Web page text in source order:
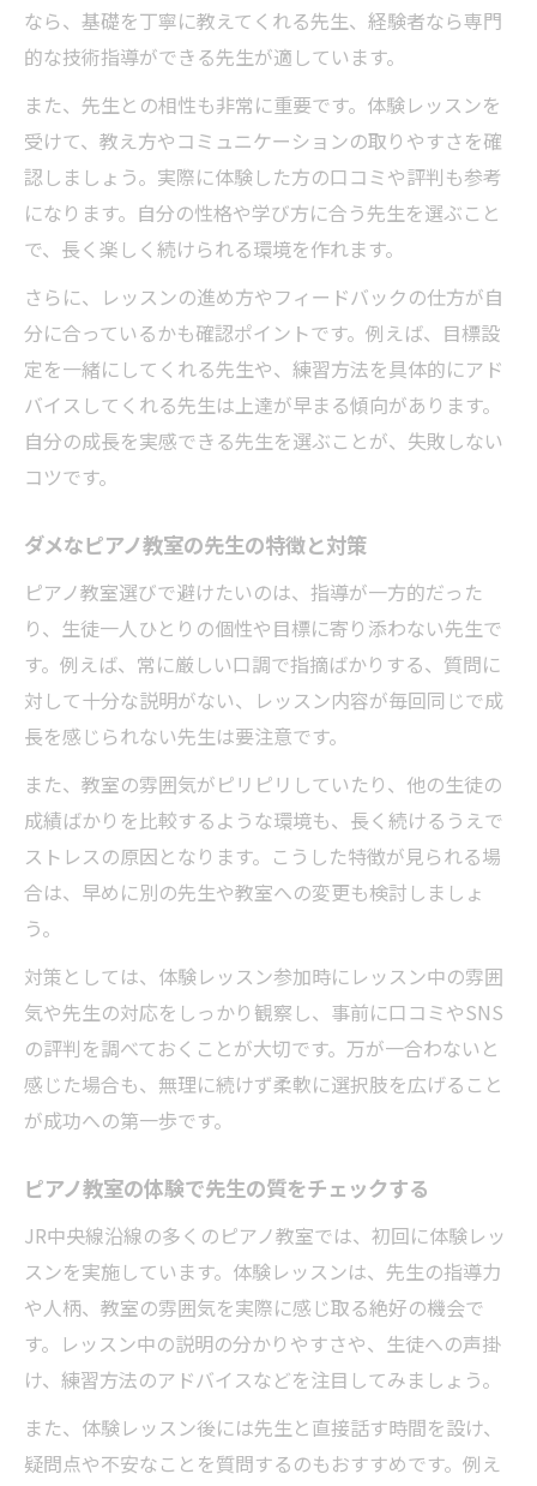
なら、基礎を丁寧に教えてくれる先生、経験者なら専門
的な技術指導ができる先生が適しています。
また、先生との相性も非常に重要です。体験レッスンを
受けて、教え方やコミュニケーションの取りやすさを確
認しましょう。実際に体験した方の口コミや評判も参考
になります。自分の性格や学び方に合う先生を選ぶこと
で、長く楽しく続けられる環境を作れます。
さらに、レッスンの進め方やフィードバックの仕方が自
分に合っているかも確認ポイントです。例えば、目標設
定を一緒にしてくれる先生や、練習方法を具体的にアド
バイスしてくれる先生は上達が早まる傾向があります。
自分の成長を実感できる先生を選ぶことが、失敗しない
コツです。
ダメなピアノ教室の先生の特徴と対策
ピアノ教室選びで避けたいのは、指導が一方的だった
り、生徒一人ひとりの個性や目標に寄り添わない先生で
す。例えば、常に厳しい口調で指摘ばかりする、質問に
対して十分な説明がない、レッスン内容が毎回同じで成
長を感じられない先生は要注意です。
また、教室の雰囲気がピリピリしていたり、他の生徒の
成績ばかりを比較するような環境も、長く続けるうえで
ストレスの原因となります。こうした特徴が見られる場
合は、早めに別の先生や教室への変更も検討しましょ
う。
対策としては、体験レッスン参加時にレッスン中の雰囲
気や先生の対応をしっかり観察し、事前に口コミやSNS
の評判を調べておくことが大切です。万が一合わないと
感じた場合も、無理に続けず柔軟に選択肢を広げること
が成功への第一歩です。
ピアノ教室の体験で先生の質をチェックする
JR中央線沿線の多くのピアノ教室では、初回に体験レッ
スンを実施しています。体験レッスンは、先生の指導力
や人柄、教室の雰囲気を実際に感じ取る絶好の機会で
す。レッスン中の説明の分かりやすさや、生徒への声掛
け、練習方法のアドバイスなどを注目してみましょう。
また、体験レッスン後には先生と直接話す時間を設け、
疑問点や不安なことを質問するのもおすすめです。例え